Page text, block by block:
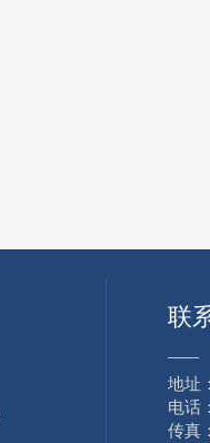
联
——
地址
电话
传真